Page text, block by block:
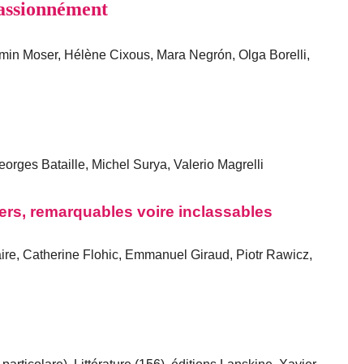
Moser, Hélène Cixous, Mara Negrón, Olga Borelli,
Bataille, Michel Surya, Valerio Magrelli
remarquables voire inclassables
Catherine Flohic, Emmanuel Giraud, Piotr Rawicz,